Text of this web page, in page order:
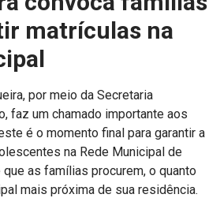
matrículas na
por meio da Secretaria
faz um chamado importante aos
é o momento final para garantir a
na Rede Municipal de
que as famílias procurem, o quanto
mais próxima de sua residência.